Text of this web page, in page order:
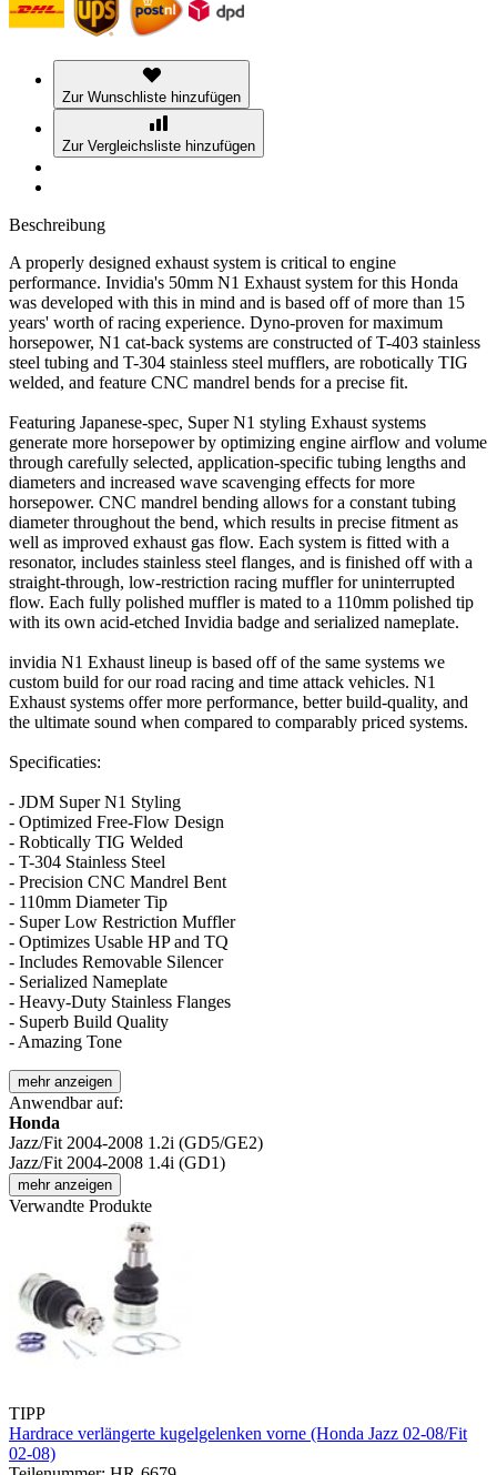
Zur Wunschliste hinzufügen
Zur Vergleichsliste hinzufügen
Beschreibung
A properly designed exhaust system is critical to engine
performance. Invidia's 50mm N1 Exhaust system for this Honda
was developed with this in mind and is based off of more than 15
years' worth of racing experience. Dyno-proven for maximum
horsepower, N1 cat-back systems are constructed of T-403 stainless
steel tubing and T-304 stainless steel mufflers, are robotically TIG
welded, and feature CNC mandrel bends for a precise fit.
Featuring Japanese-spec, Super N1 styling Exhaust systems
generate more horsepower by optimizing engine airflow and volume
through carefully selected, application-specific tubing lengths and
diameters and increased wave scavenging effects for more
horsepower. CNC mandrel bending allows for a constant tubing
diameter throughout the bend, which results in precise fitment as
well as improved exhaust gas flow. Each system is fitted with a
resonator, includes stainless steel flanges, and is finished off with a
straight-through, low-restriction racing muffler for uninterrupted
flow. Each fully polished muffler is mated to a 110mm polished tip
with its own acid-etched Invidia badge and serialized nameplate.
invidia N1 Exhaust lineup is based off of the same systems we
custom build for our road racing and time attack vehicles. N1
Exhaust systems offer more performance, better build-quality, and
the ultimate sound when compared to comparably priced systems.
Specificaties:
- JDM Super N1 Styling
- Optimized Free-Flow Design
- Robtically TIG Welded
- T-304 Stainless Steel
- Precision CNC Mandrel Bent
- 110mm Diameter Tip
- Super Low Restriction Muffler
- Optimizes Usable HP and TQ
- Includes Removable Silencer
- Serialized Nameplate
- Heavy-Duty Stainless Flanges
- Superb Build Quality
- Amazing Tone
mehr anzeigen
Anwendbar auf:
Honda
Jazz/Fit 2004-2008 1.2i (GD5/GE2)
Jazz/Fit 2004-2008 1.4i (GD1)
mehr anzeigen
Verwandte Produkte
TIPP
Hardrace verlängerte kugelgelenken vorne (Honda Jazz 02-08/Fit
02-08)